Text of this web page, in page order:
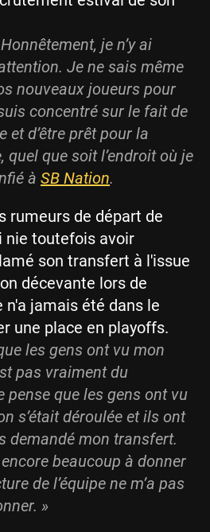
je n’y ai
Je ne sais même
nouveaux joueurs pour
concentré sur le fait de
et d’être prêt pour la
quel que soit l’endroit où je
à SB Nation.
rumeurs de départ de
nie toutefois avoir
son transfert à l'issue
décevante lors de
n'a jamais été dans le
une place en playoffs.
les gens ont vu mon
pas vraiment du
pense que les gens ont vu
s’était déroulée et ils ont
demandé mon transfert.
beaucoup à donner
de l’équipe ne m’a pas
»